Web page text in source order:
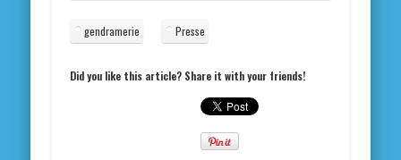
gendramerie Presse
Did you like this article? Share it with your friends!